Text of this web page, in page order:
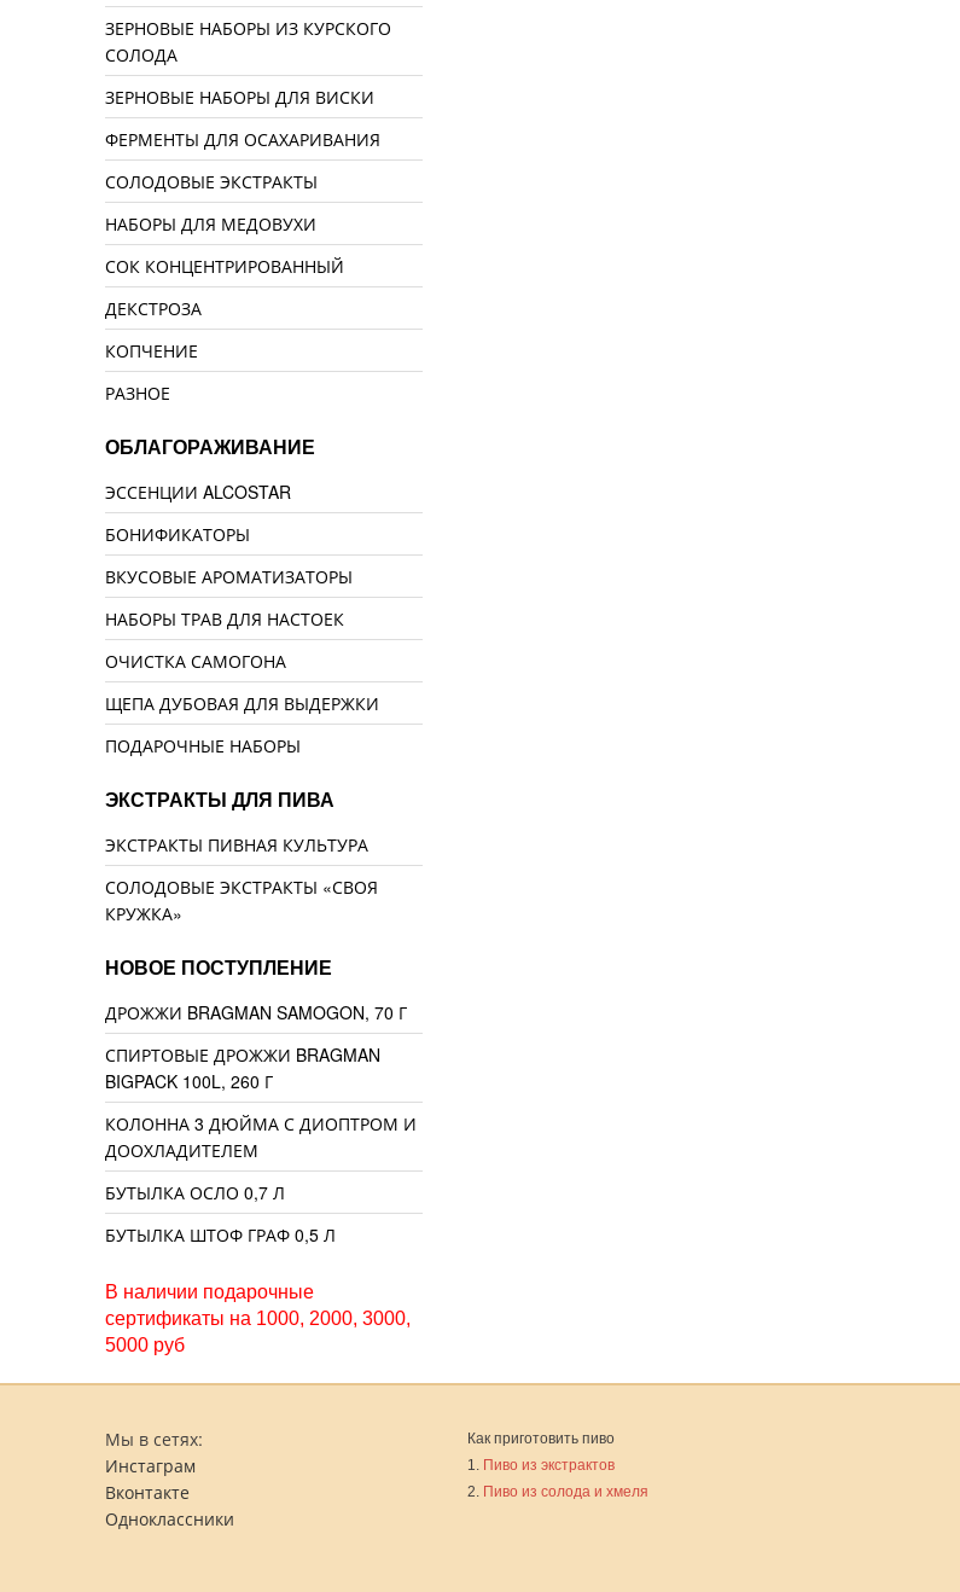
ЗЕРНОВЫЕ НАБОРЫ ИЗ КУРСКОГО
СОЛОДА
ЗЕРНОВЫЕ НАБОРЫ ДЛЯ ВИСКИ
ФЕРМЕНТЫ ДЛЯ ОСАХАРИВАНИЯ
СОЛОДОВЫЕ ЭКСТРАКТЫ
НАБОРЫ ДЛЯ МЕДОВУХИ
СОК КОНЦЕНТРИРОВАННЫЙ
ДЕКСТРОЗА
КОПЧЕНИЕ
РАЗНОЕ
ОБЛАГОРАЖИВАНИЕ
ЭССЕНЦИИ ALCOSTAR
БОНИФИКАТОРЫ
ВКУСОВЫЕ АРОМАТИЗАТОРЫ
НАБОРЫ ТРАВ ДЛЯ НАСТОЕК
ОЧИСТКА САМОГОНА
ЩЕПА ДУБОВАЯ ДЛЯ ВЫДЕРЖКИ
ПОДАРОЧНЫЕ НАБОРЫ
ЭКСТРАКТЫ ДЛЯ ПИВА
ЭКСТРАКТЫ ПИВНАЯ КУЛЬТУРА
СОЛОДОВЫЕ ЭКСТРАКТЫ «СВОЯ
КРУЖКА»
НОВОЕ ПОСТУПЛЕНИЕ
ДРОЖЖИ BRAGMAN SAMOGON, 70 Г
СПИРТОВЫЕ ДРОЖЖИ BRAGMAN
BIGPACK 100L, 260 Г
КОЛОННА 3 ДЮЙМА С ДИОПТРОМ И
ДООХЛАДИТЕЛЕМ
БУТЫЛКА ОСЛО 0,7 Л
БУТЫЛКА ШТОФ ГРАФ 0,5 Л
В наличии подарочные
сертификаты на 1000, 2000, 3000,
5000 руб
Мы в сетях:
Инстаграм
Вконтакте
Одноклассники
Как приготовить пиво
1. Пиво из экстрактов
2. Пиво из солода и хмеля